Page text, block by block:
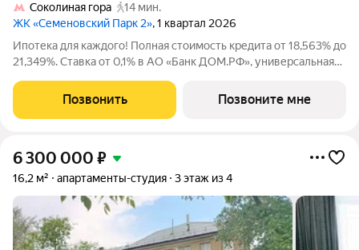
Соколиная гора
14 мин.
ЖК «Семеновский Парк 2», 1 квартал 2026
Ипотека для каждого! Полная стоимость кредита от 18,563% до
21,349%. Ставка от 0,1% в АО «Банк ДОМ.РФ», универсальная
месяцев ставка устанавливается при наличии документа о
компенсации Банку
Позвонить Позвоните мне
6 300 000 ₽
16,2 м² апартаменты-студия 3 этаж из 4